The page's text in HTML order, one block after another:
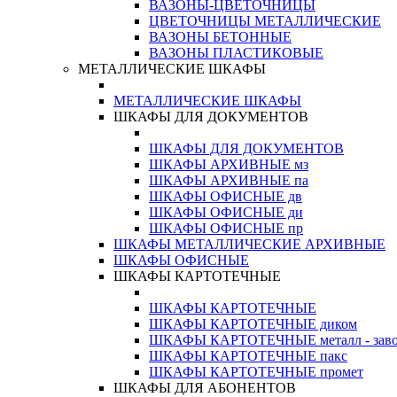
ВАЗОНЫ-ЦВЕТОЧНИЦЫ
ЦВЕТОЧНИЦЫ МЕТАЛЛИЧЕСКИЕ
ВАЗОНЫ БЕТОННЫЕ
ВАЗОНЫ ПЛАСТИКОВЫЕ
МЕТАЛЛИЧЕСКИЕ ШКАФЫ
МЕТАЛЛИЧЕСКИЕ ШКАФЫ
ШКАФЫ ДЛЯ ДОКУМЕНТОВ
ШКАФЫ ДЛЯ ДОКУМЕНТОВ
ШКАФЫ АРХИВНЫЕ мз
ШКАФЫ АРХИВНЫЕ па
ШКАФЫ ОФИСНЫЕ дв
ШКАФЫ ОФИСНЫЕ ди
ШКАФЫ ОФИСНЫЕ пр
ШКАФЫ МЕТАЛЛИЧЕСКИЕ АРХИВНЫЕ
ШКАФЫ ОФИСНЫЕ
ШКАФЫ КАРТОТЕЧНЫЕ
ШКАФЫ КАРТОТЕЧНЫЕ
ШКАФЫ КАРТОТЕЧНЫЕ диком
ШКАФЫ КАРТОТЕЧНЫЕ металл -
ШКАФЫ КАРТОТЕЧНЫЕ пакс
ШКАФЫ КАРТОТЕЧНЫЕ промет
ШКАФЫ ДЛЯ АБОНЕНТОВ